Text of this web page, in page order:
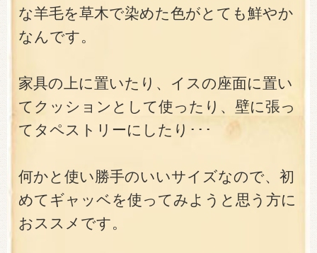
な羊毛を草木で染めた色がとても鮮やか
なんです。
家具の上に置いたり、イスの座面に置い
てクッションとして使ったり、壁に張っ
てタペストリーにしたり･･･
何かと使い勝手のいいサイズなので、初
めてギャッベを使ってみようと思う方に
おススメです。